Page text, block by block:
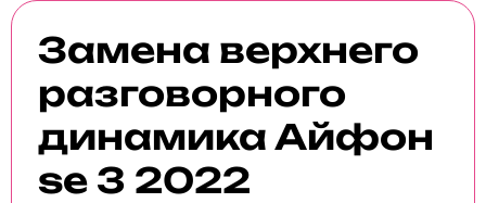
Замена верхнего
разговорного
динамика Айфон
se 3 2022